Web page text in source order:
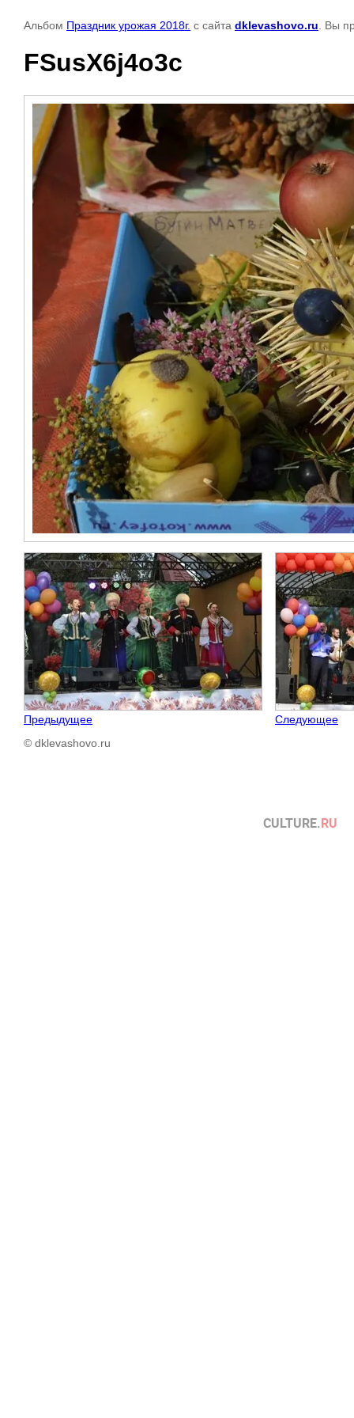
Альбом Праздник урожая 2018г. с сайта dklevashovo.ru . Вы
FSusX6j4o3c
Предыдущее
Следующее
© dklevashovo.ru